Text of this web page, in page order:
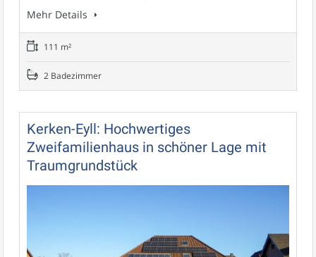
Mehr Details
111 m²
2 Badezimmer
Kerken-Eyll: Hochwertiges
Zweifamilienhaus in schöner Lage mit
Traumgrundstück